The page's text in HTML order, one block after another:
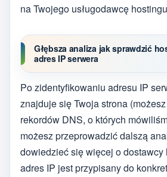
na Twojego usługodawcę
Głębsza analiza jak sprawdzić
adres IP serwera
Po zidentyfikowaniu adresu IP
znajduje się Twoja strona
rekordów DNS, o których
możesz przeprowadzić dalszą
dowiedzieć się więcej o dostawcy
adres IP jest przypisany do